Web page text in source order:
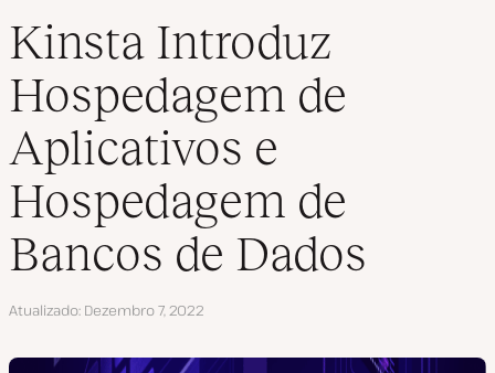
Contato
Kinsta Introduz
Hospedagem de
Aplicativos e
Hospedagem de
Bancos de Dados
Atualizado Dezembro 7, 2022